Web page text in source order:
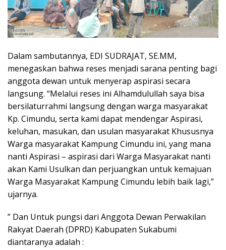
Dalam sambutannya, EDI SUDRAJAT, SE.MM,
menegaskan bahwa reses menjadi sarana penting bagi
anggota dewan untuk menyerap aspirasi secara
langsung. “Melalui reses ini Alhamdulullah saya bisa
bersilaturrahmi langsung dengan warga masyarakat
Kp. Cimundu, serta kami dapat mendengar Aspirasi,
keluhan, masukan, dan usulan masyarakat Khususnya
Warga masyarakat Kampung Cimundu ini, yang mana
nanti Aspirasi – aspirasi dari Warga Masyarakat nanti
akan Kami Usulkan dan perjuangkan untuk kemajuan
Warga Masyarakat Kampung Cimundu lebih baik lagi,”
ujarnya.
” Dan Untuk pungsi dari Anggota Dewan Perwakilan
Rakyat Daerah (DPRD) Kabupaten Sukabumi
diantaranya adalah :